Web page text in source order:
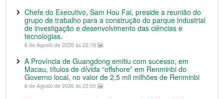
Chefe do Executivo, Sam Hou Fai, preside a reunião do
grupo de trabalho para a construção do parque industrial
de investigação e desenvolvimento das ciências e
tecnologias.
6 de Agosto de 2026 às 22:16
A Província de Guangdong emitiu com sucesso, em
Macau, títulos de dívida “offshore” em Renminbi do
Governo local, no valor de 2,5 mil milhões de Renminbi
6 de Agosto de 2026 às 22:00